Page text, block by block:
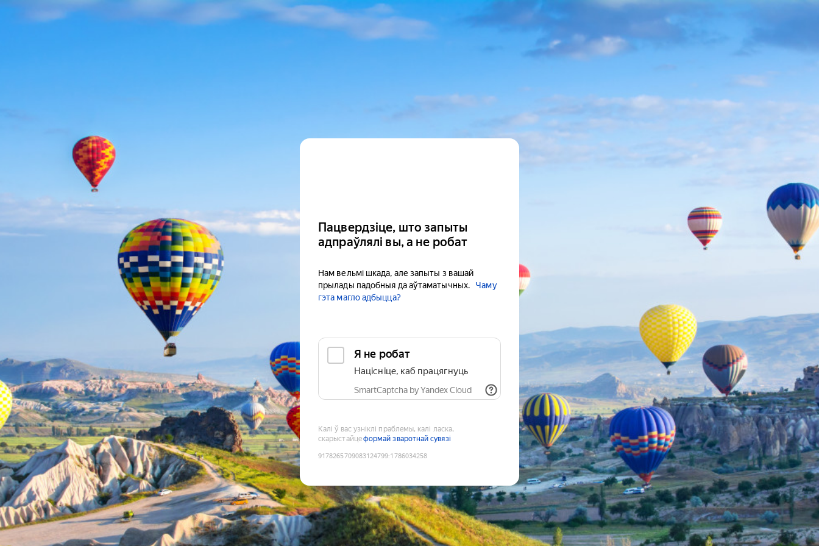
Пацвердзіце, што запыты
адпраўлялі вы, а не робат
Нам вельмі шкада, але запыты з вашай
прылады падобныя да аўтаматычных.
Чаму
гэта магло адбыцца?
Я не робат
Націсніце, каб працягнуць
SmartCaptcha by Yandex Cloud
Калі ў вас узніклі праблемы, калі ласка,
скарыстайцеформай зваротнай сувязі
9178265709083124799:1786034258